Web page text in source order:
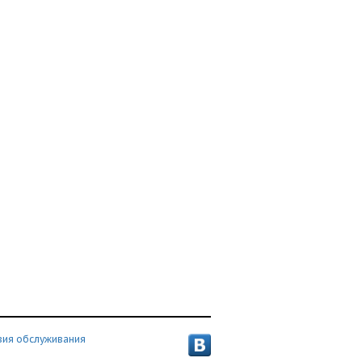
обслуживания